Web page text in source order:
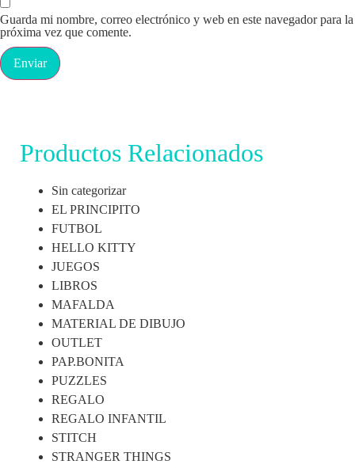
Guarda mi nombre, correo electrónico y web en este navegador para la
próxima vez que comente.
Productos Relacionados
Sin categorizar
EL PRINCIPITO
FUTBOL
HELLO KITTY
JUEGOS
LIBROS
MAFALDA
MATERIAL DE DIBUJO
OUTLET
PAP.BONITA
PUZZLES
REGALO
REGALO INFANTIL
STITCH
STRANGER THINGS